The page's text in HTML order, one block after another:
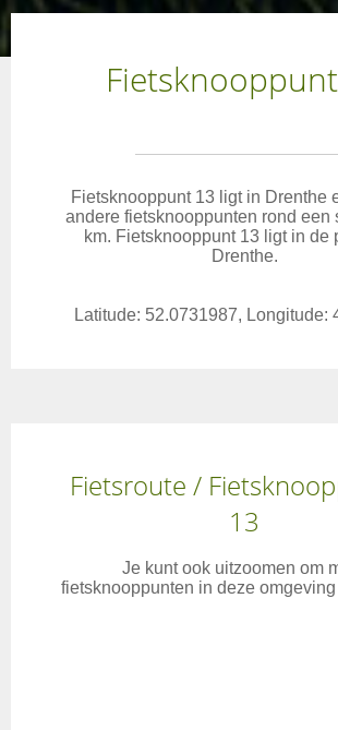
Fietsknooppunt 13 ligt in Drenthe
andere fietsknooppunten rond een
km. Fietsknooppunt 13 ligt in de
Drenthe.
Latitude: 52.0731987, Longitude:
Fietsroute /
13
Je kunt ook uitzoomen om
fietsknooppunten in deze